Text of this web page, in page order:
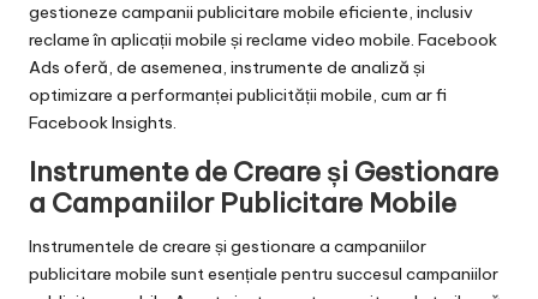
gestioneze campanii publicitare mobile eficiente, inclusiv
reclame în aplicații mobile și reclame video mobile. Facebook
Ads oferă, de asemenea, instrumente de analiză și
optimizare a performanței publicității mobile, cum ar fi
Facebook Insights.
Instrumente de Creare și Gestionare
a Campaniilor Publicitare Mobile
Instrumentele de creare și gestionare a campaniilor
publicitare mobile sunt esențiale pentru succesul campaniilor